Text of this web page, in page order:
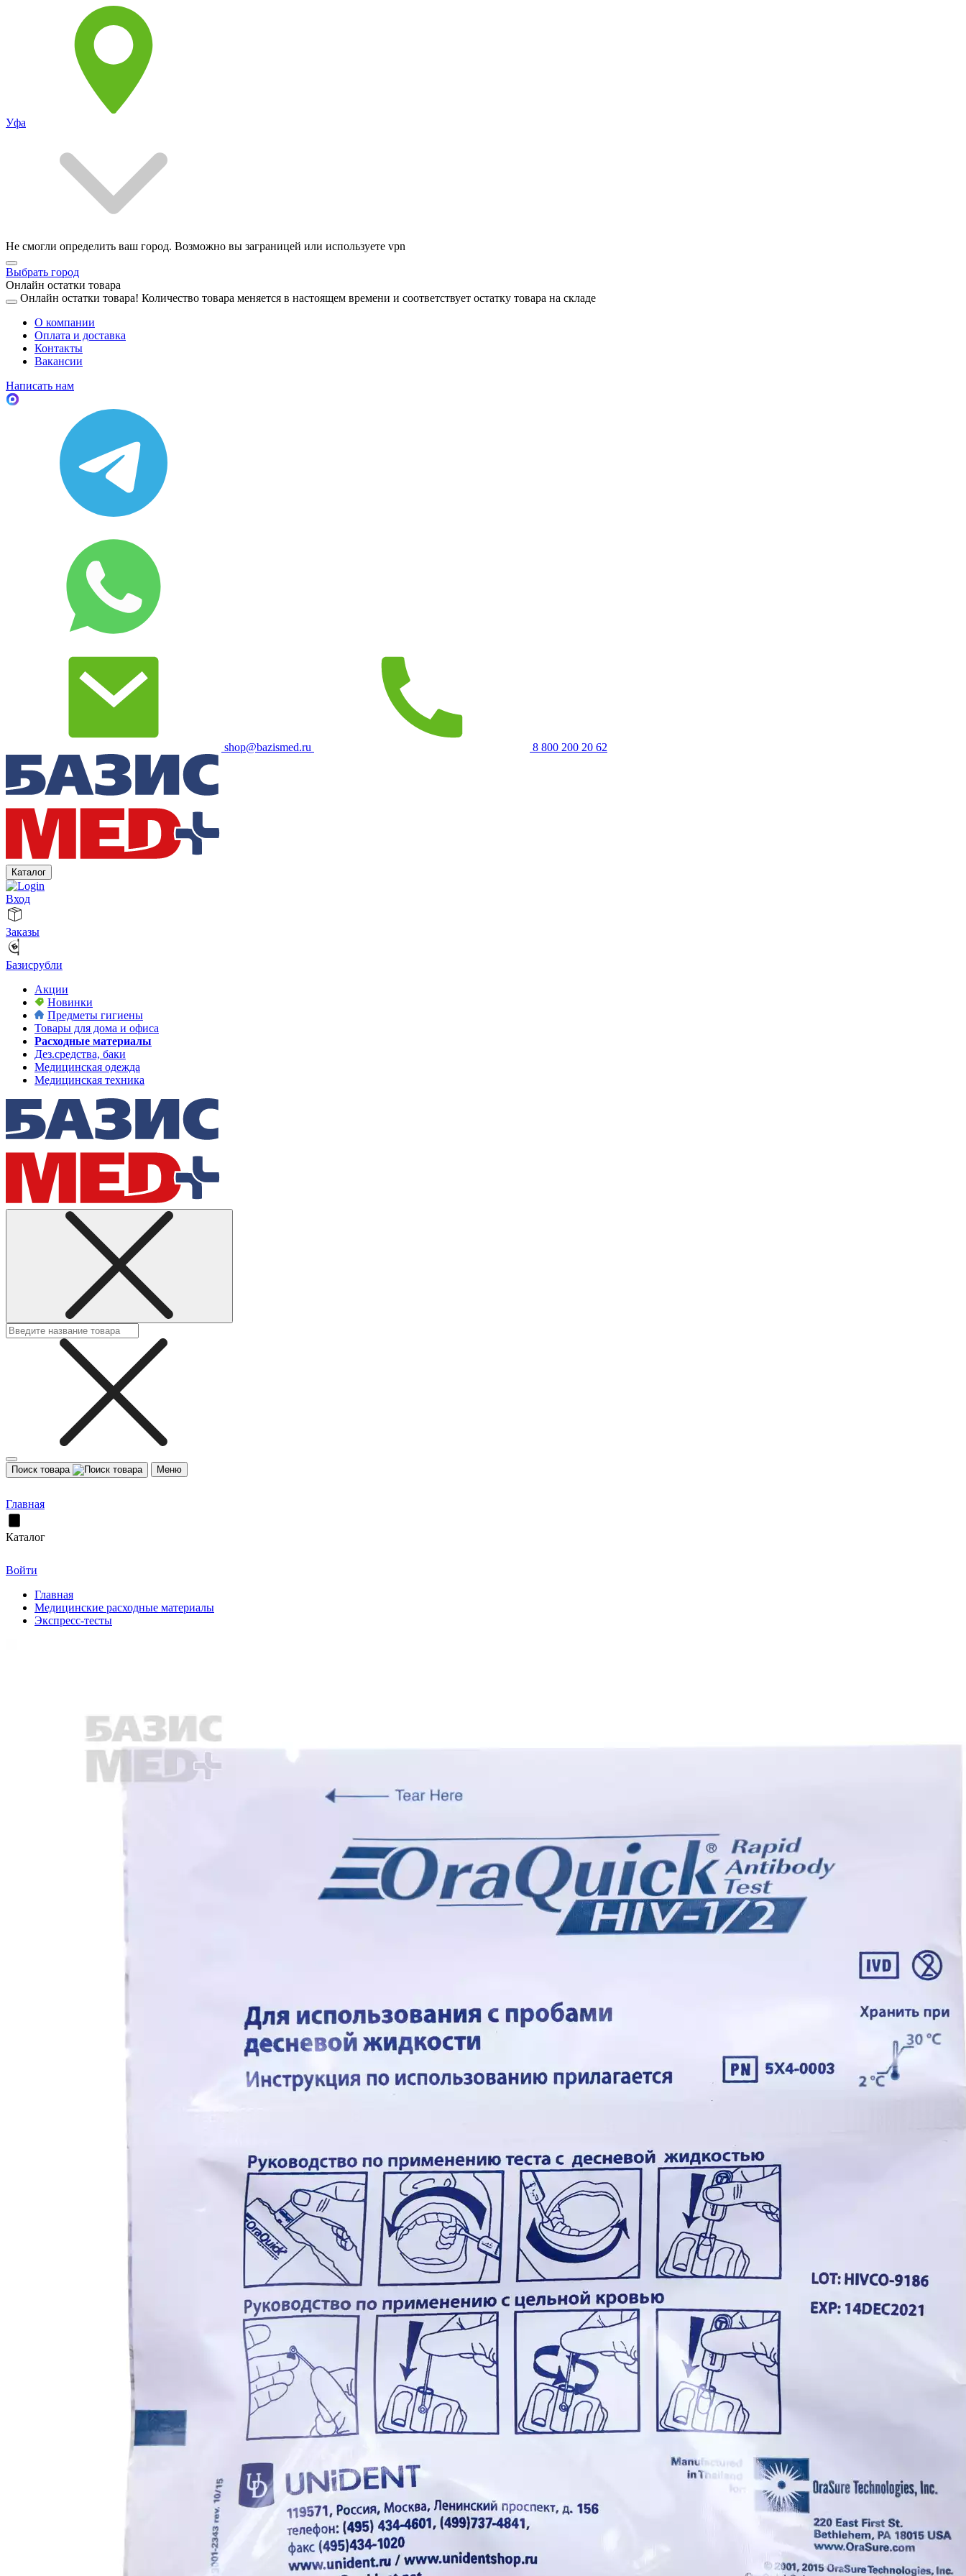
Уфа
Не смогли определить ваш город. Возможно вы заграницей или используете vpn
Выбрать город
Онлайн остатки товара
Онлайн остатки товара! Количество товара меняется в настоящем времени и соответствует остатку товара на складе
О компании
Оплата и доставка
Контакты
Вакансии
Написать нам
shop@bazismed.ru 8 800 200 20 62
Каталог
Вход
Заказы
Базисрубли
Акции
Новинки
Предметы гигиены
Товары для дома и офиса
Расходные материалы
Дез.средства, баки
Медицинская одежда
Медицинская техника
Поиск товара Меню
Главная
Каталог
Войти
Главная
Медицинские расходные материалы
Экспресс-тесты